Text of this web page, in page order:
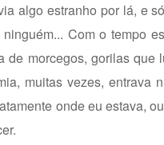
algo estranho por lá, e
Com o tempo
de morcegos, gorilas
muitas vezes,
onde eu estava,